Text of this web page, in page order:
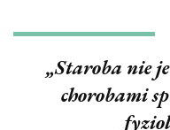
„Staroba nie
chorobami